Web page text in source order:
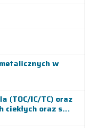
w
(TOC/IC/TC) oraz
ciekłych oraz s...